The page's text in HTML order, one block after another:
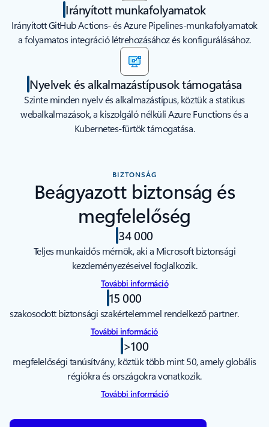
Irányított munkafolyamatok
Irányított GitHub Actions- és Azure Pipelines-munkafolyamatok
a folyamatos integráció létrehozásához és konfigurálásához.
Nyelvek és alkalmazástípusok támogatása
Szinte minden nyelv és alkalmazástípus, köztük a statikus
webalkalmazások, a kiszolgáló nélküli Azure Functions és a
Kubernetes-fürtök támogatása.
BIZTONSÁG
Beágyazott biztonság és
megfelelőség
34 000
Teljes munkaidős mérnök, aki a Microsoft biztonsági
kezdeményezéseivel foglalkozik.
További információ
15 000
szakosodott biztonsági szakértelemmel rendelkező partner.
További információ
>100
megfelelőségi tanúsítvány, köztük több mint 50, amely globális
régiókra és országokra vonatkozik.
További információ